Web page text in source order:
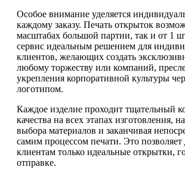
Особое внимание уделяется
каждому заказу. Печать открыток
масштабах большой партии, так и от 1
сервис идеальным решением для
клиентов, желающих создать
любому торжеству или компаний,
укрепления корпоративной культуры
логотипом.
Каждое изделие проходит тщательный
качества на всех этапах изготовления,
выбора материалов и заканчивая
самим процессом печати. Это позволяет
клиентам только идеальные открытки,
отправке.